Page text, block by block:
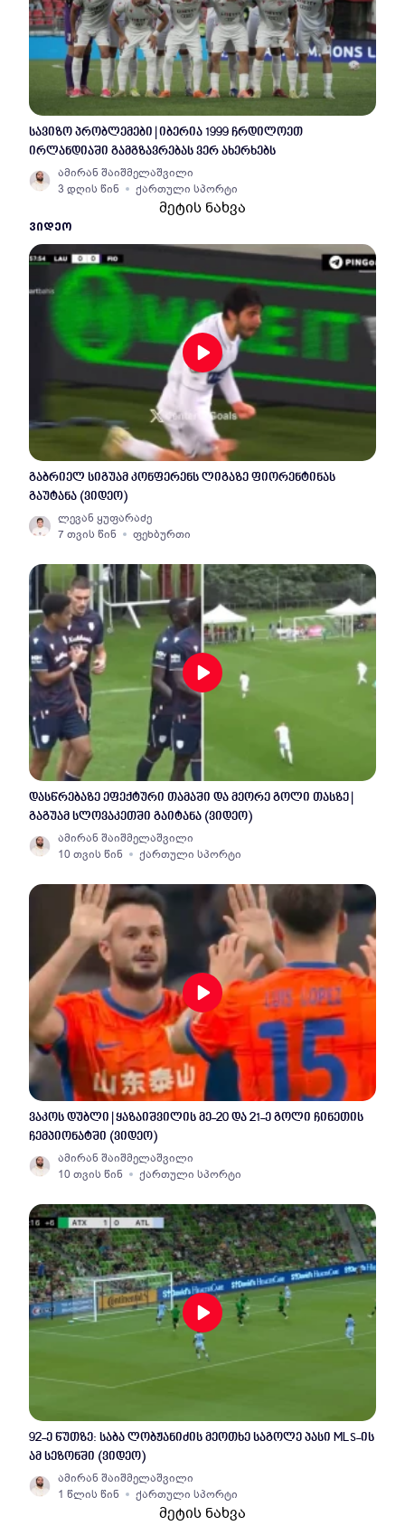
სავიზო პრობლემები | იბერია 1999 ჩრდილოეთ
ირლანდიაში გამგზავრებას ვერ ახერხებს
ამირან შაიშმელაშვილი
3 დღის წინ
ქართული სპორტი
მეტის ნახვა
ᲕᲘᲓᲔᲝ
გაბრიელ სიგუამ კონფერენს ლიგაზე ფიორენტინას
გაუტანა (ვიდეო)
ლევან ყუფარაძე
7 თვის წინ
ფეხბურთი
დასწრებაზე ეფექტური თამაში და მეორე გოლი თასზე |
გაგუამ სლოვაკეთში გაიტანა (ვიდეო)
ამირან შაიშმელაშვილი
10 თვის წინ
ქართული სპორტი
ვაკოს დუბლი | ყაზაიშვილის მე-20 და 21-ე გოლი ჩინეთის
ჩემპიონატში (ვიდეო)
ამირან შაიშმელაშვილი
10 თვის წინ
ქართული სპორტი
92-ე წუთზე: საბა ლობჟანიძის მეოთხე საგოლე პასი MLS-ის
ამ სეზონში (ვიდეო)
ამირან შაიშმელაშვილი
1 წლის წინ
ქართული სპორტი
მეტის ნახვა